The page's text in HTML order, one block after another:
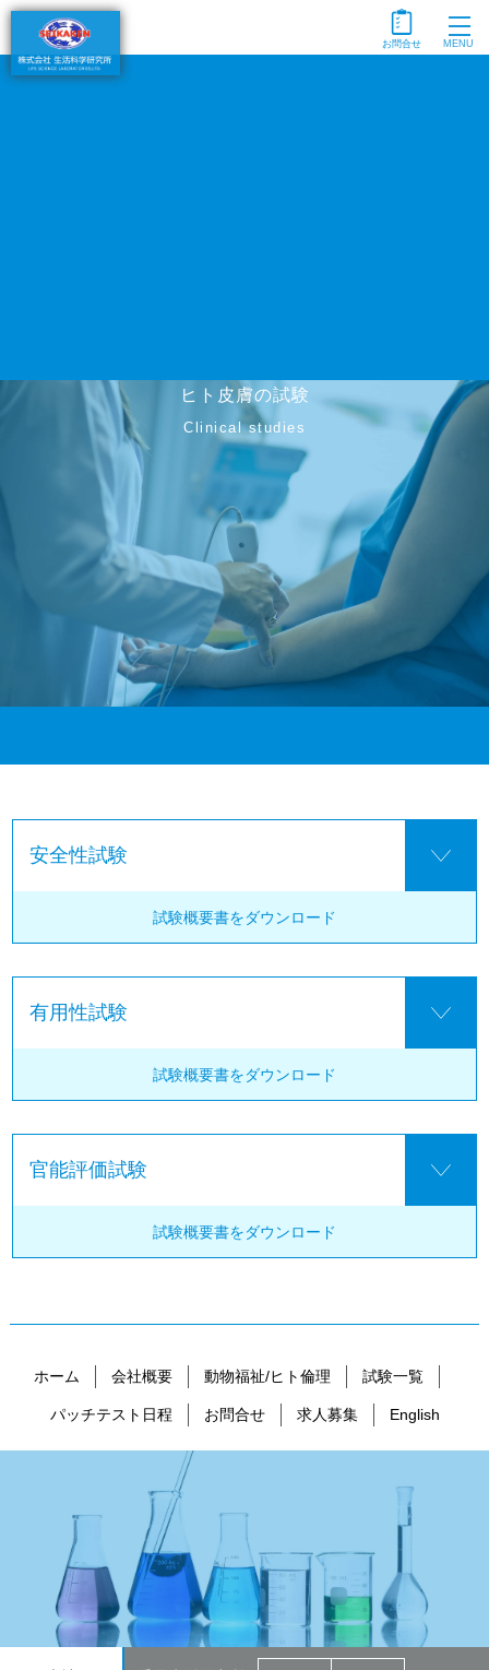
MENU
ヒト皮膚の試験
Clinical studies
安全性試験
試験概要書をダウンロード
有用性試験
試験概要書をダウンロード
官能評価試験
試験概要書をダウンロード
ホーム 会社概要 動物福祉/ヒト倫理 試験一覧
パッチテスト日程 お問合せ 求人募集 English